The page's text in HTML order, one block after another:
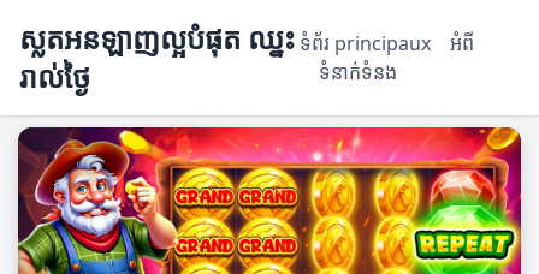
ស្លតអនឡាញល្អបំផុត ឈ្នះ
រាល់ថ្ងៃ
ទំព័រ principaux
អំពី
ទំនាក់ទំនង